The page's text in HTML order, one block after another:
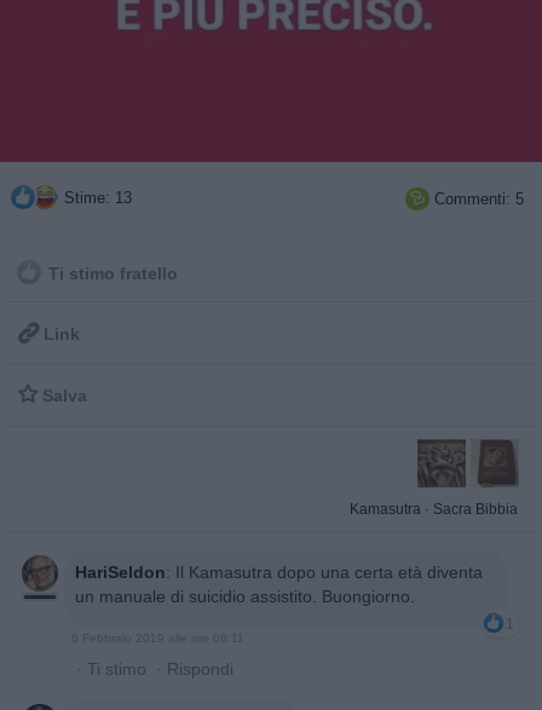
Stime: 13  Commenti: 5
Ti stimo fratello
 Link
 Salva
Kamasutra · Sacra Bibbia
HariSeldon: Il Kamasutra dopo una certa età diventa
un manuale di suicidio assistito. Buongiorno.
1
· Ti stimo · Rispondi